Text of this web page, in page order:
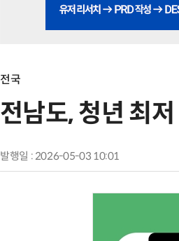
전국
전남도, 청년 최
발행일 : 2026-05-03 10:01